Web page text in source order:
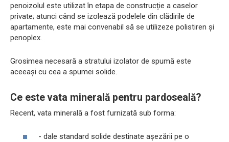
penoizolul este utilizat în etapa de construcție a caselor
private; atunci când se izolează podelele din clădirile de
apartamente, este mai convenabil să se utilizeze polistiren și
penoplex.
Grosimea necesară a stratului izolator de spumă este
aceeași cu cea a spumei solide.
Ce este vata minerală pentru pardoseală?
Recent, vata minerală a fost furnizată sub forma:
- dale standard solide destinate așezării pe o